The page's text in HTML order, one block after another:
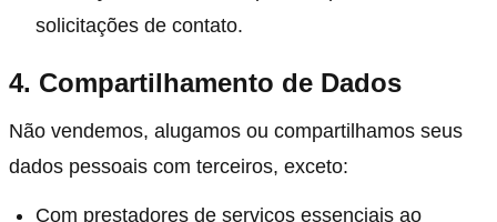
solicitações de contato.
4. Compartilhamento de Dados
Não vendemos, alugamos ou compartilhamos seus
dados pessoais com terceiros, exceto:
Com prestadores de serviços essenciais ao